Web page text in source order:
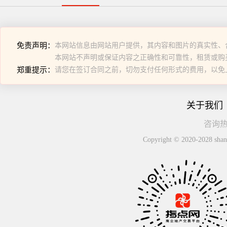
免责声明： 本网站信息由网站用户提供，其内容和图片的真实性
本网站不声明或保证内容之正确性和可靠性，租赁或
郑重提示： 请您在签订合同之前，切勿支付任何形式的费用，以免
关于我们
咨询
Copyright © 2020-2028